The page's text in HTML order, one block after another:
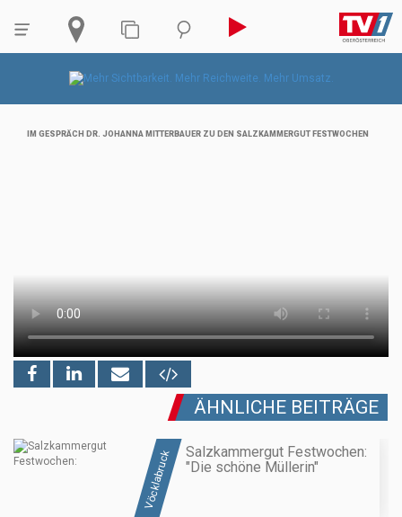
IM GESPRÄCH DR. JOHANNA MITTERBAUER ZU DEN SALZKAMMERGUT FESTWOCHEN
ÄHNLICHE BEITRÄGE
Vöcklabruck
Salzkammergut Festwochen:
"Die schöne Müllerin"